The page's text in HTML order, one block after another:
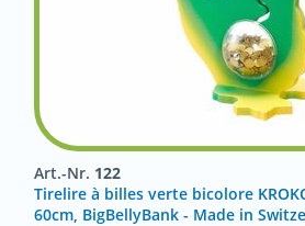
Art.-Nr. 122
Tirelire à billes verte bicolore
60cm, BigBellyBank - Made in